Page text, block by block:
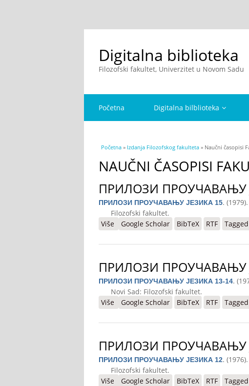
Digitalna biblioteka
Filozofski fakultet, Univerzitet u Novom Sadu
Početna Digitalna bilblioteka
You are here
Početna » Izdanja Filozofskog fakulteta » Naučni časopisi
NAUČNI ČASOPISI
ПРИЛОЗИ ПРОУЧАВАЊУ
ПРИЛОЗИ ПРОУЧАВАЊУ ЈЕЗИКА 15. (1979).
Filozofski fakultet.
Više o ПРИЛОЗИ ПРОУЧАВАЊУ ЈЕЗИКА 15
Google Scholar BibTeX RTF Tagged
ПРИЛОЗИ ПРОУЧАВАЊУ
ПРИЛОЗИ ПРОУЧАВАЊУ ЈЕЗИКА 13-14.
Novi Sad: Filozofski fakultet.
Više o ПРИЛОЗИ ПРОУЧАВАЊУ ЈЕЗИКА 13-14
Google Scholar BibTeX RTF Tagged
ПРИЛОЗИ ПРОУЧАВАЊУ
ПРИЛОЗИ ПРОУЧАВАЊУ ЈЕЗИКА 12. (1976).
Filozofski fakultet.
Više o ПРИЛОЗИ ПРОУЧАВАЊУ ЈЕЗИКА 12
Google Scholar BibTeX RTF Tagged